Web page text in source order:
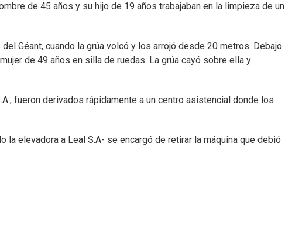
de 45 años y su hijo de 19 años trabajaban en la limpieza de un
Géant, cuando la grúa volcó y los arrojó desde 20 metros. Debajo
de 49 años en silla de ruedas. La grúa cayó sobre ella y
fueron derivados rápidamente a un centro asistencial donde los
la elevadora a Leal S.A- se encargó de retirar la máquina que debió